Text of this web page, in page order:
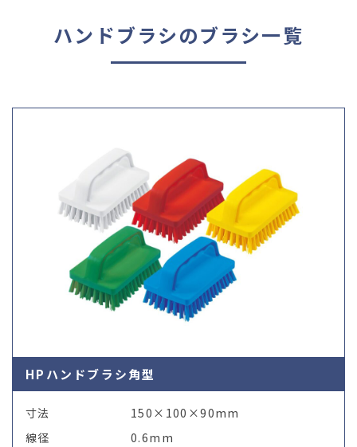
03-
ハンドブラシのブラシ一覧
HPハンドブラシ角型
寸法
150×100×90mm
線径
0.6mm